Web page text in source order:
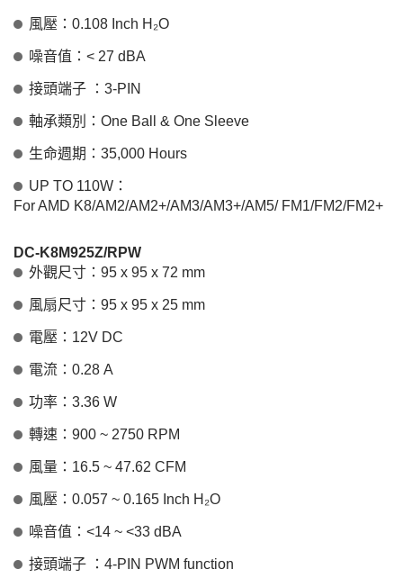
風壓：0.108 Inch H₂O
噪音值：< 27 dBA
接頭端子 ：3-PIN
軸承類別：One Ball & One Sleeve
生命週期：35,000 Hours
UP TO 110W：
For AMD K8/AM2/AM2+/AM3/AM3+/AM5/ FM1/FM2/FM2+
DC-K8M925Z/RPW
外觀尺寸：95 x 95 x 72 mm
風扇尺寸：95 x 95 x 25 mm
電壓：12V DC
電流：0.28 A
功率：3.36 W
轉速：900 ~ 2750 RPM
風量：16.5 ~ 47.62 CFM
風壓：0.057 ~ 0.165 Inch H₂O
噪音值：<14 ~ <33 dBA
接頭端子 ：4-PIN PWM function